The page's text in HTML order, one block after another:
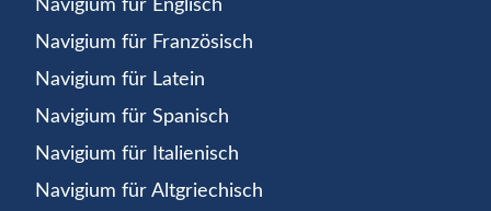
Navigium für Englisch
Navigium für Französisch
Navigium für Latein
Navigium für Spanisch
Navigium für Italienisch
Navigium für Altgriechisch